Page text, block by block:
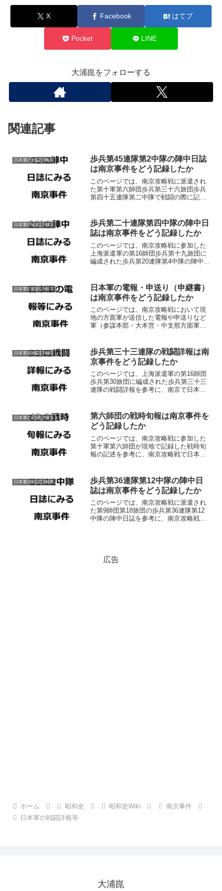
X Facebook はてブ
Pocket LINE
大浦崑をフォローする
関連記事
日本軍の戦闘詳報等
歩兵第45連隊第2中隊の陣中日誌
は南京事件をどう記録したか
このページでは、南京攻略戦に派遣され
た第十軍第六師団歩兵第三十六旅団歩兵
第四十五連隊第二中隊で戦闘の際に記録
（掠奪）や虐殺などの暴虐行為が行われ
たのか確認しています。
日本軍の戦闘詳報等
歩兵第二十連隊第四中隊の陣中日
誌は南京事件をどう記録したか
このページでは、南京攻略戦に参加した
上海派遣軍の第16師団歩兵第十九旅団に
編成された歩兵第20連隊第4中隊の陣中日
しています。
日本軍の戦闘詳報等
日本軍の電報・申送り（申継書）
は南京事件をどう記録したか
このページでは、南京攻略戦において現
地の方面軍が送信した電報や申送りなど
軍（参謀本部・大本営・中支那方面軍司
行為が行われたのか確認しています。
日本軍の戦闘詳報等
歩兵第三十三連隊の戦闘詳報は南
京事件をどう記録したか
このページでは、上海派遣軍の第16師団
歩兵第30旅団に編成された歩兵第三十三
連隊の戦闘詳報を参考に、南京で日本軍
日本軍の戦闘詳報等
第六師団の戦時旬報は南京事件を
どう記録したか
このページでは、南京攻略戦に参加した
第十軍第六師団が現地で記録した戦時旬
報の記述を参考に、南京攻略戦で日本軍
日本軍の戦闘詳報等
歩兵第36連隊第12中隊の陣中日
誌は南京事件をどう記録したか
このページでは、南京攻略戦に派遣され
た第9師団第18旅団の歩兵第36連隊第12
中隊の陣中日誌を参考に、南京攻略戦に
広告
ホーム 昭和史 昭和史Wiki
南京事件
日本軍の戦闘詳報等
大浦崑